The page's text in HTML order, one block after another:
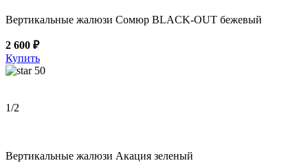
Вертикальные жалюзи Сомюр BLACK-OUT бежевый
2 600 ₽
Купить
50
1/2
Вертикальные жалюзи Акация зеленый